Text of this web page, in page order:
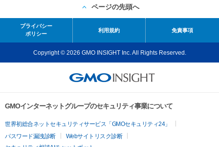
ページの先頭へ
プライバシー
ポリシー
利用規約 免責事項
Copyright © 2026 GMO INSIGHT Inc. All Rights Reserved.
GMOインターネットグループのセキュリティ事業について
世界初総合ネットセキュリティサービス「GMOセキュリティ24」
パスワード漏洩診断
Webサイトリスク診断